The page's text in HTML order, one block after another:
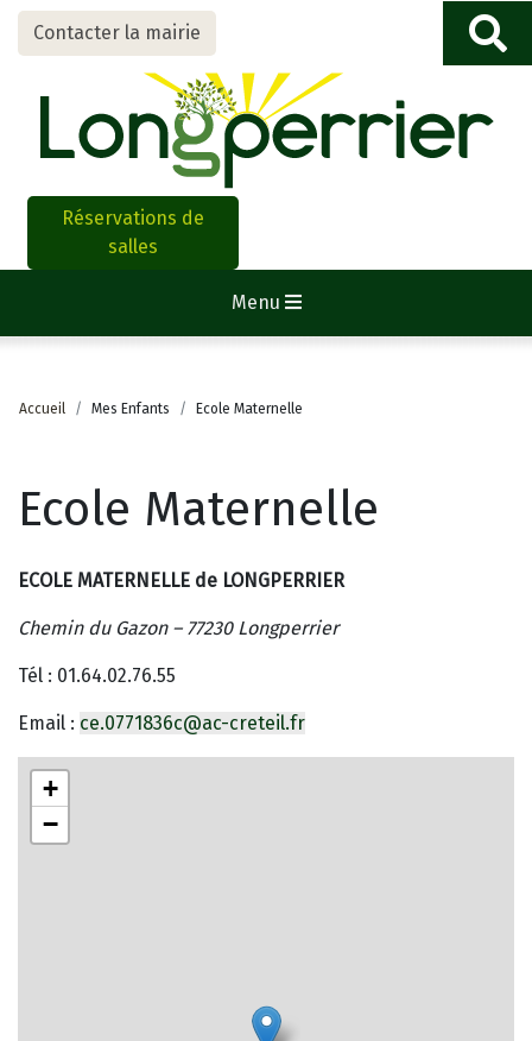
Contacter la mairie
Réservations de
salles
Menu
Accueil Mes Enfants Ecole Maternelle
Ecole Maternelle
ECOLE MATERNELLE de LONGPERRIER
Chemin du Gazon – 77230 Longperrier
Tél : 01.64.02.76.55
Email : ce.0771836c@ac-creteil.fr
+
−